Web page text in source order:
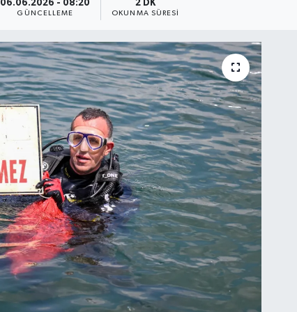
06.06.2026 - 08:20
GÜNCELLEME
2 DK
OKUNMA SÜRESI